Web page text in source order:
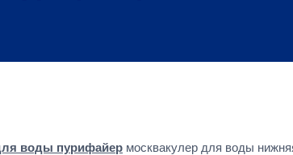
воды пурифайер москвакулер для воды